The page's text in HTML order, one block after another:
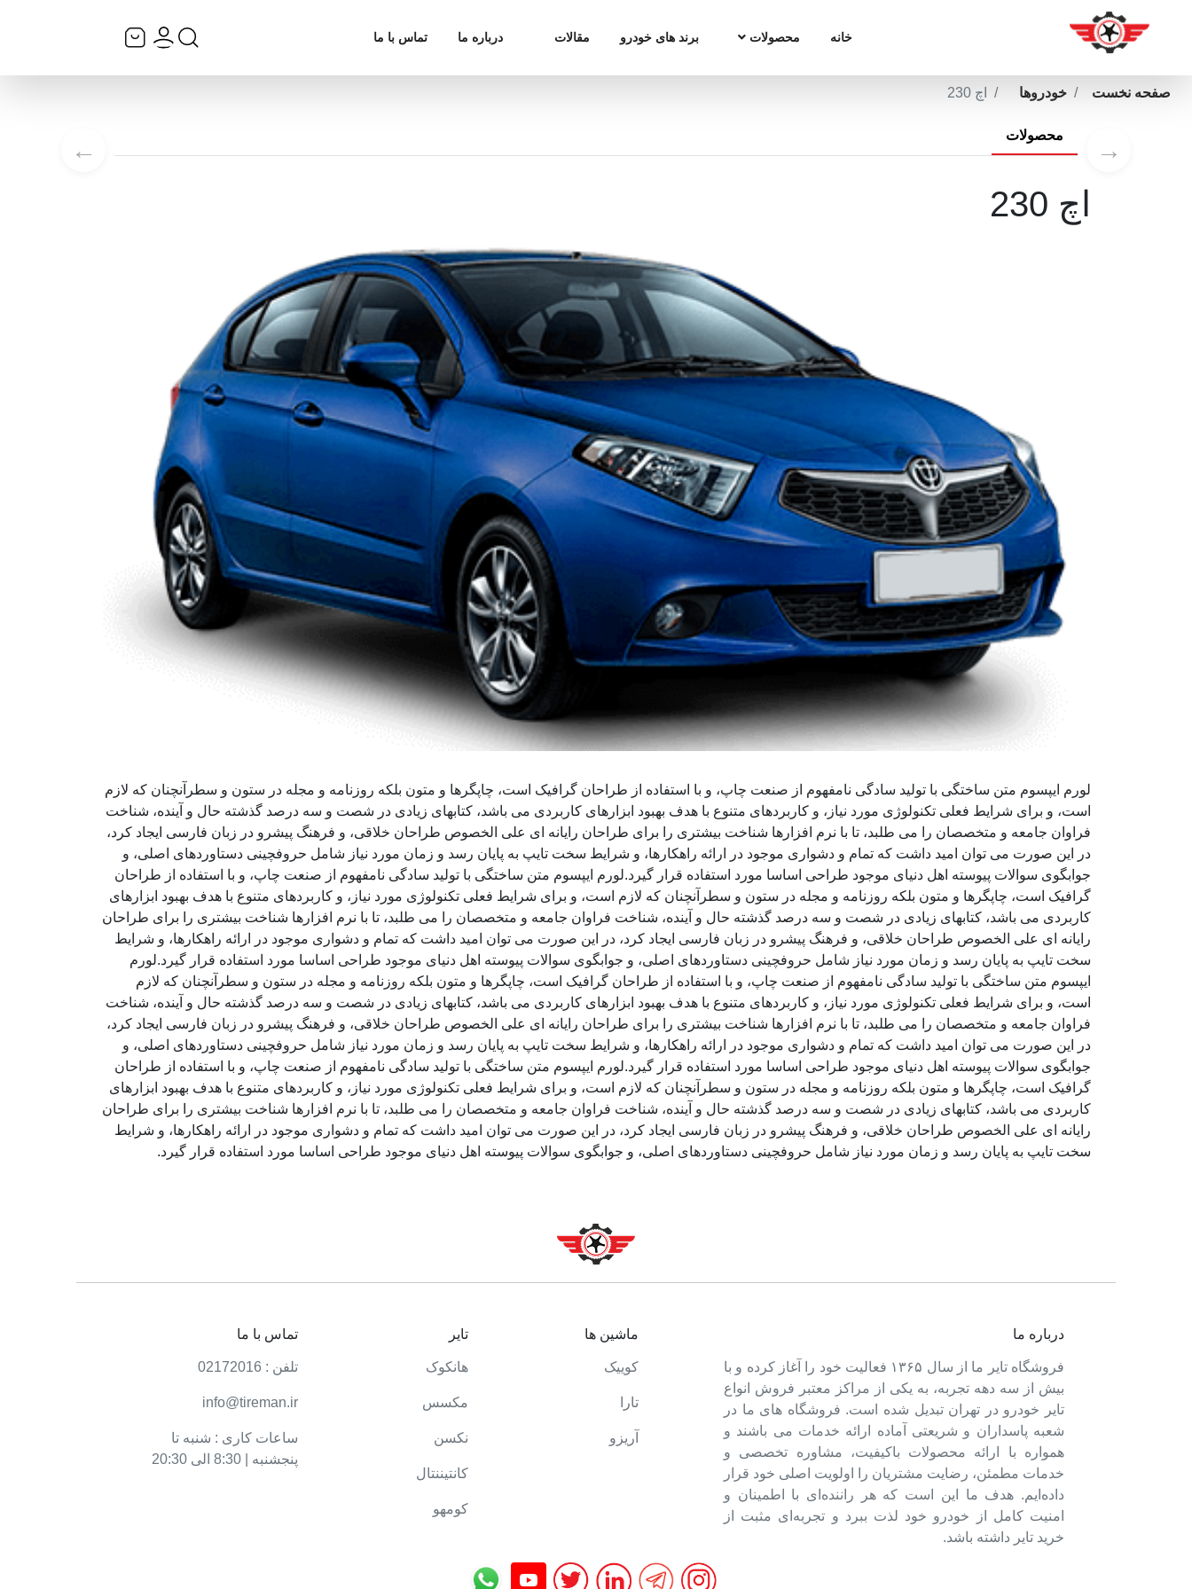
خانه محصولات برند های خودرو مقالات درباره ما تماس با ما
صفحه نخست خودروها اچ 230
محصولات →
←
اچ 230
لورم ایپسوم متن ساختگی با تولید سادگی نامفهوم از صنعت چاپ، و با استفاده از طراحان گرافیک است، چاپگرها و متون بلکه روزنامه و مجله در ستون و سطرآنچنان که لازم
است، و برای شرایط فعلی تکنولوژی مورد نیاز، و کاربردهای متنوع با هدف بهبود ابزارهای کاربردی می باشد، کتابهای زیادی در شصت و سه درصد گذشته حال و آینده، شناخت
فراوان جامعه و متخصصان را می طلبد، تا با نرم افزارها شناخت بیشتری را برای طراحان رایانه ای علی الخصوص طراحان خلاقی، و فرهنگ پیشرو در زبان فارسی ایجاد کرد،
در این صورت می توان امید داشت که تمام و دشواری موجود در ارائه راهکارها، و شرایط سخت تایپ به پایان رسد و زمان مورد نیاز شامل حروفچینی دستاوردهای اصلی، و
جوابگوی سوالات پیوسته اهل دنیای موجود طراحی اساسا مورد استفاده قرار گیرد.لورم ایپسوم متن ساختگی با تولید سادگی نامفهوم از صنعت چاپ، و با استفاده از طراحان
گرافیک است، چاپگرها و متون بلکه روزنامه و مجله در ستون و سطرآنچنان که لازم است، و برای شرایط فعلی تکنولوژی مورد نیاز، و کاربردهای متنوع با هدف بهبود ابزارهای
کاربردی می باشد، کتابهای زیادی در شصت و سه درصد گذشته حال و آینده، شناخت فراوان جامعه و متخصصان را می طلبد، تا با نرم افزارها شناخت بیشتری را برای طراحان
رایانه ای علی الخصوص طراحان خلاقی، و فرهنگ پیشرو در زبان فارسی ایجاد کرد، در این صورت می توان امید داشت که تمام و دشواری موجود در ارائه راهکارها، و شرایط
سخت تایپ به پایان رسد و زمان مورد نیاز شامل حروفچینی دستاوردهای اصلی، و جوابگوی سوالات پیوسته اهل دنیای موجود طراحی اساسا مورد استفاده قرار گیرد.لورم
ایپسوم متن ساختگی با تولید سادگی نامفهوم از صنعت چاپ، و با استفاده از طراحان گرافیک است، چاپگرها و متون بلکه روزنامه و مجله در ستون و سطرآنچنان که لازم
است، و برای شرایط فعلی تکنولوژی مورد نیاز، و کاربردهای متنوع با هدف بهبود ابزارهای کاربردی می باشد، کتابهای زیادی در شصت و سه درصد گذشته حال و آینده، شناخت
فراوان جامعه و متخصصان را می طلبد، تا با نرم افزارها شناخت بیشتری را برای طراحان رایانه ای علی الخصوص طراحان خلاقی، و فرهنگ پیشرو در زبان فارسی ایجاد کرد،
در این صورت می توان امید داشت که تمام و دشواری موجود در ارائه راهکارها، و شرایط سخت تایپ به پایان رسد و زمان مورد نیاز شامل حروفچینی دستاوردهای اصلی، و
جوابگوی سوالات پیوسته اهل دنیای موجود طراحی اساسا مورد استفاده قرار گیرد.لورم ایپسوم متن ساختگی با تولید سادگی نامفهوم از صنعت چاپ، و با استفاده از طراحان
گرافیک است، چاپگرها و متون بلکه روزنامه و مجله در ستون و سطرآنچنان که لازم است، و برای شرایط فعلی تکنولوژی مورد نیاز، و کاربردهای متنوع با هدف بهبود ابزارهای
کاربردی می باشد، کتابهای زیادی در شصت و سه درصد گذشته حال و آینده، شناخت فراوان جامعه و متخصصان را می طلبد، تا با نرم افزارها شناخت بیشتری را برای طراحان
رایانه ای علی الخصوص طراحان خلاقی، و فرهنگ پیشرو در زبان فارسی ایجاد کرد، در این صورت می توان امید داشت که تمام و دشواری موجود در ارائه راهکارها، و شرایط
سخت تایپ به پایان رسد و زمان مورد نیاز شامل حروفچینی دستاوردهای اصلی، و جوابگوی سوالات پیوسته اهل دنیای موجود طراحی اساسا مورد استفاده قرار گیرد.
درباره ما
فروشگاه تایر ما از سال ۱۳۶۵ فعالیت خود را آغاز کرده و با
بیش از سه دهه تجربه، به یکی از مراکز معتبر فروش انواع
تایر خودرو در تهران تبدیل شده است. فروشگاه های ما در
شعبه پاسداران و شریعتی آماده ارائه خدمات می باشند و
همواره با ارائه محصولات باکیفیت، مشاوره تخصصی و
خدمات مطمئن، رضایت مشتریان را اولویت اصلی خود قرار
داده‌ایم. هدف ما این است که هر راننده‌ای با اطمینان و
امنیت کامل از خودرو خود لذت ببرد و تجربه‌ای مثبت از
خرید تایر داشته باشد.
ماشین ها
کوییک
تارا
آریزو
تایر
هانکوک
مکسس
نکسن
کانتیننتال
کومهو
تماس با ما
تلفن : 02172016
info@tireman.ir
ساعات کاری : شنبه تا
پنجشنبه | 8:30 الی 20:30